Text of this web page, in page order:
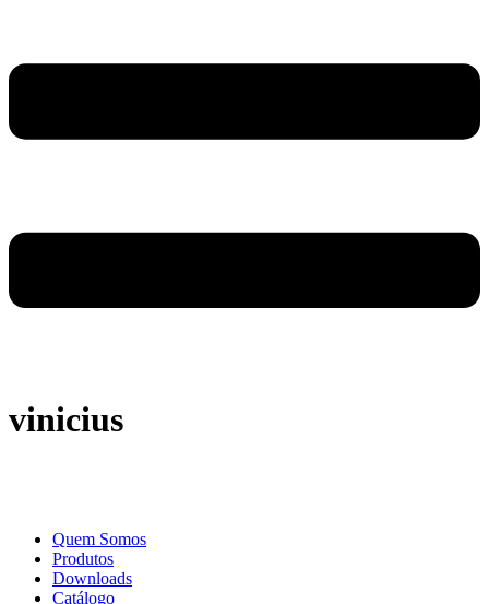
vinicius
Quem Somos
Produtos
Downloads
Catálogo